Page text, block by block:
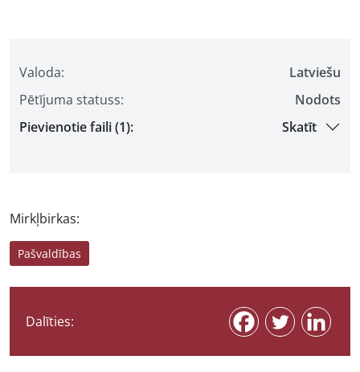
Valoda:
Latviešu
Pētījuma statuss:
Nodots
Pievienotie faili (1):
Skatīt
Mirkļbirkas:
Pašvaldības
Dalīties: